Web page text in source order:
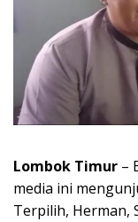
Lombok Timur –
media ini
Terpilih, Herman,